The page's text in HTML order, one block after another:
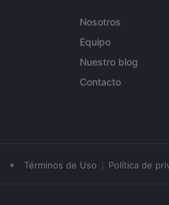
Nosotros
Equipo
Nuestro blog
Contacto
• Términos de Uso Política de